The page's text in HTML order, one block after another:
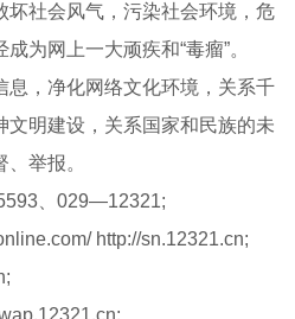
坏社会风气，污染社会环境，危
为网上一大顽疾和“毒瘤”。
，净化网络文化环境，关系千
文明建设，关系国家和民族的未
举报。
、029—12321;
http://sn.12321.cn;